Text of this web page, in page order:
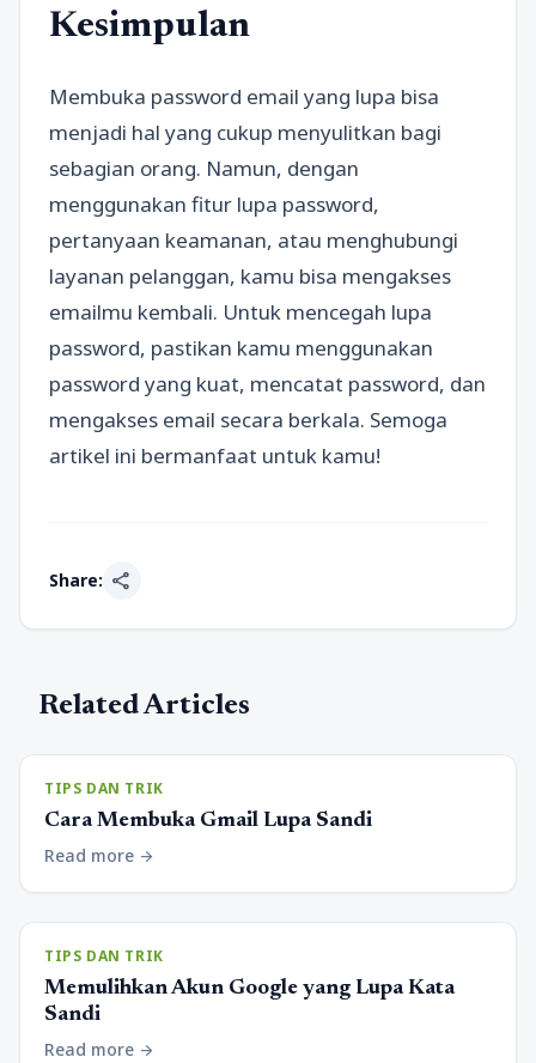
Kesimpulan
Membuka password email yang lupa bisa
menjadi hal yang cukup menyulitkan bagi
sebagian orang. Namun, dengan
menggunakan fitur lupa password,
pertanyaan keamanan, atau menghubungi
layanan pelanggan, kamu bisa mengakses
emailmu kembali. Untuk mencegah lupa
password, pastikan kamu menggunakan
password yang kuat, mencatat password, dan
mengakses email secara berkala. Semoga
artikel ini bermanfaat untuk kamu!
Share: share
Related Articles
TIPS DAN TRIK
Cara Membuka Gmail Lupa Sandi
Read more arrow_forward
TIPS DAN TRIK
Memulihkan Akun Google yang Lupa Kata
Sandi
Read more arrow_forward